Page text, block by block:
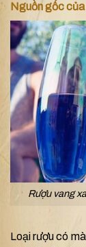
Nguồn gốc
Rượu vang
Loại rượu có